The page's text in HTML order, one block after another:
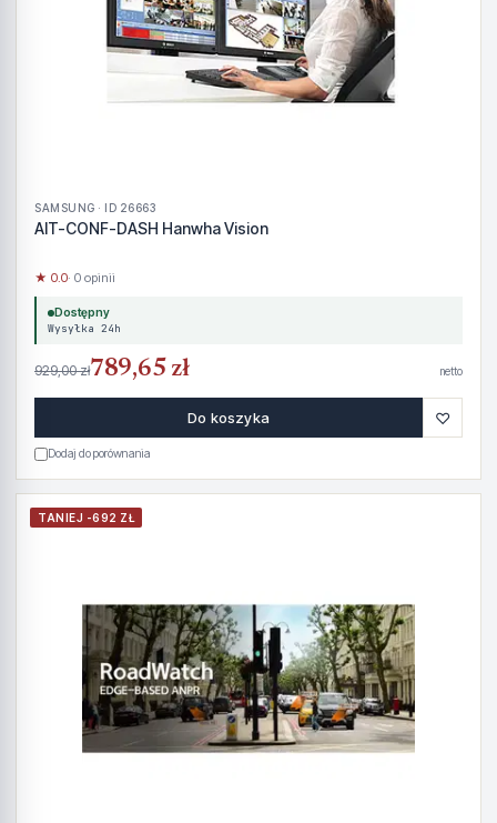
SAMSUNG · ID 26663
AIT-CONF-DASH Hanwha Vision
★ 0.0· 0 opinii
Dostępny
Wysyłka 24h
929,00 zł789,65 zł netto
Do koszyka ♡
Dodaj do porównania
TANIEJ -692 ZŁ